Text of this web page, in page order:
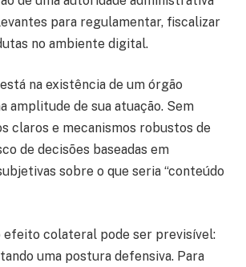
para regulamentar, fiscalizar
no ambiente digital.
na existência de um órgão
amplitude de sua atuação. Sem
claros e mecanismos robustos de
de decisões baseadas em
sobre o que seria “conteúdo
efeito colateral pode ser previsível:
uma postura defensiva. Para